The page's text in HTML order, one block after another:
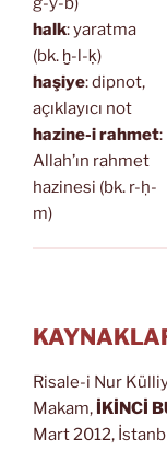
halk: yaratma
(bk. ḫ-l-ḳ)
haşiye: dipnot,
açıklayıcı not
hazine-i rahmet:
Allah’ın rahmet
hazinesi (bk. r-ḥ-
m)
Risale-i Nur
Makam, İKİNCİ
Mart 2012,